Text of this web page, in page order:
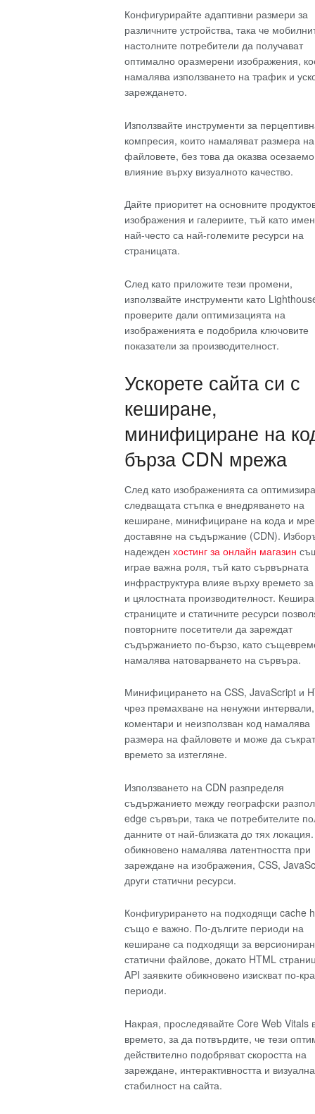
Конфигурирайте адаптивни размери за
различните устройства, така че
настолните потребители да получават
оптимално оразмерени изображения,
намалява използването на трафик и
зареждането.
Използвайте инструменти за
компресия, които намаляват размера на
файловете, без това да оказва осезаемо
влияние върху визуалното качество.
Дайте приоритет на основните
изображения и галериите, тъй като
най-често са най-големите ресурси на
страницата.
След като приложите тези промени,
използвайте инструменти като
проверите дали оптимизацията на
изображенията е подобрила ключовите
показатели за производителност.
Ускорете сайта си с
кеширане,
минифициране на
бърза CDN мрежа
След като изображенията са
следващата стъпка е внедряването на
кеширане, минифициране на кода и
доставяне на съдържание (CDN).
надежден хостинг за онлайн магазин
играе важна роля, тъй като сървърната
инфраструктура влияе върху времето за
и цялостната производителност.
страниците и статичните ресурси
повторните посетители да зареждат
съдържанието по-бързо, като
намалява натоварването на сървъра.
Минифицирането на CSS, JavaScript и
чрез премахване на ненужни интервали,
коментари и неизползван код намалява
размера на файловете и може да
времето за изтегляне.
Използването на CDN разпределя
съдържанието между географски
edge сървъри, така че потребителите
данните от най-близката до тях
обикновено намалява латентността при
зареждане на изображения, CSS,
други статични ресурси.
Конфигурирането на подходящи cache
също е важно. По-дългите периоди на
кеширане са подходящи за
статични файлове, докато HTML
API заявките обикновено изискват по-
периоди.
Накрая, проследявайте Core Web Vitals
времето, за да потвърдите, че тези
действително подобряват скоростта на
зареждане, интерактивността и
стабилност на сайта.